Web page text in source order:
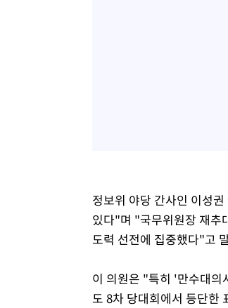
정보위 야당 간사인 이성
있다"며 "국무위원장 재추
도력 선전에 집중했다"고
이 의원은 "특히 '만수대의
도 8차 당대회에서 등단한